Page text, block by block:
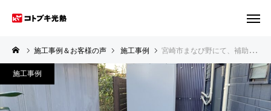
施工事例＆お客様の声 施工事例 宮崎市まなび野にて、補助金を使ってオトクに最新エコキュートに交換！（三菱SRT-S376）｜高機能なフルオートタイプ
施工事例